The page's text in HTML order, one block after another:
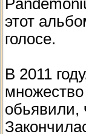
этот
голосе.
В 2011
обьявили,